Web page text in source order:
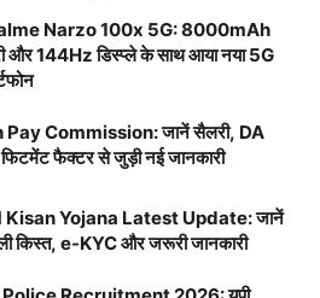
Narzo 100x 5G: 8000mAh
और 144Hz डिस्प्ले के साथ आया नया 5G
Commission: जानें सैलरी, DA
फैक्टर से जुड़ी नई जानकारी
Kisan Yojana Latest Update: जानें
किस्त, e-KYC और जरूरी जानकारी